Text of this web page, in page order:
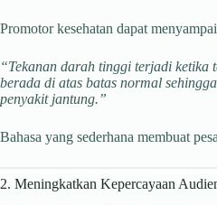
Promotor kesehatan dapat
“Tekanan darah tinggi terjadi ketika
berada di atas batas normal
penyakit jantung.”
Bahasa yang sederhana membuat
2. Meningkatkan Kepercayaan